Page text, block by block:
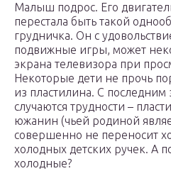
Малыш подрос. Его
перестала быть такой
грудничка. Он с
подвижные игры, может
экрана телевизора при
Некоторые дети не прочь
из пластилина. С последним
случаются трудности –
южанин (чьей родиной
совершенно не переносит
холодных детских ручек. А
холодные?